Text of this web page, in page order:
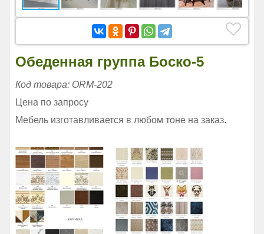
Обеденная группа Боско-5
Код товара: ORM-202
Цена по запросу
Мебель изготавливается в любом тоне на заказ.